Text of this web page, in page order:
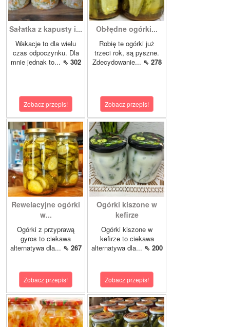
Sałatka z kapusty i...
Wakacje to dla wielu
czas odpoczynku. Dla
mnie jednak to... ⇖ 302
Zobacz przepis!
Obłędne ogórki...
Robię te ogórki już
trzeci rok, są pyszne.
Zdecydowanie... ⇖ 278
Zobacz przepis!
Rewelacyjne ogórki
w...
Ogórki z przyprawą
gyros to ciekawa
alternatywa dla... ⇖ 267
Zobacz przepis!
Ogórki kiszone w
kefirze
Ogórki kiszone w
kefirze to ciekawa
alternatywa dla... ⇖ 200
Zobacz przepis!